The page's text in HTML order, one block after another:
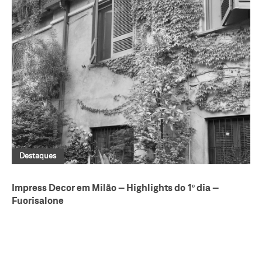
Destaques
Impress Decor em Milão – Highlights do 1º dia –
Fuorisalone